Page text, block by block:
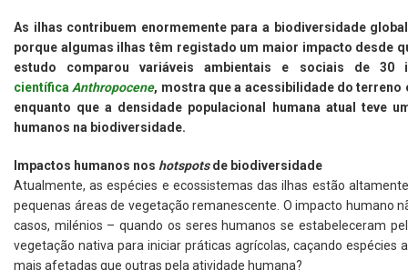
As ilhas contribuem enormemente para a biodiversidade
porque algumas ilhas têm registado um maior impacto desde
estudo comparou variáveis ambientais e sociais de
científica Anthropocene, mostra que a acessibilidade do terreno
enquanto que a densidade populacional humana atual teve
humanos na biodiversidade.
Impactos humanos nos hotspotsde biodiversidade
Atualmente, as espécies e ecossistemas das ilhas estão
pequenas áreas de vegetação remanescente. O impacto humano
casos, milénios – quando os seres humanos se estabeleceram
vegetação nativa para iniciar práticas agrícolas, caçando
mais afetadas que outras pela atividade humana?